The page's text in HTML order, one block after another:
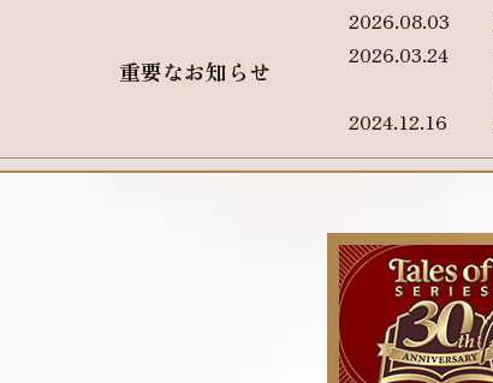
重要なお知らせ
2026.08.03
2026.03.24
2024.12.16